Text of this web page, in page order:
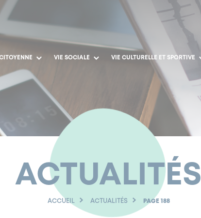
VIE SOCIALE VIE CULTURELLE ET SPORTIVE
ACTUALITÉS
ACCUEIL ACTUALITÉS PAGE 188